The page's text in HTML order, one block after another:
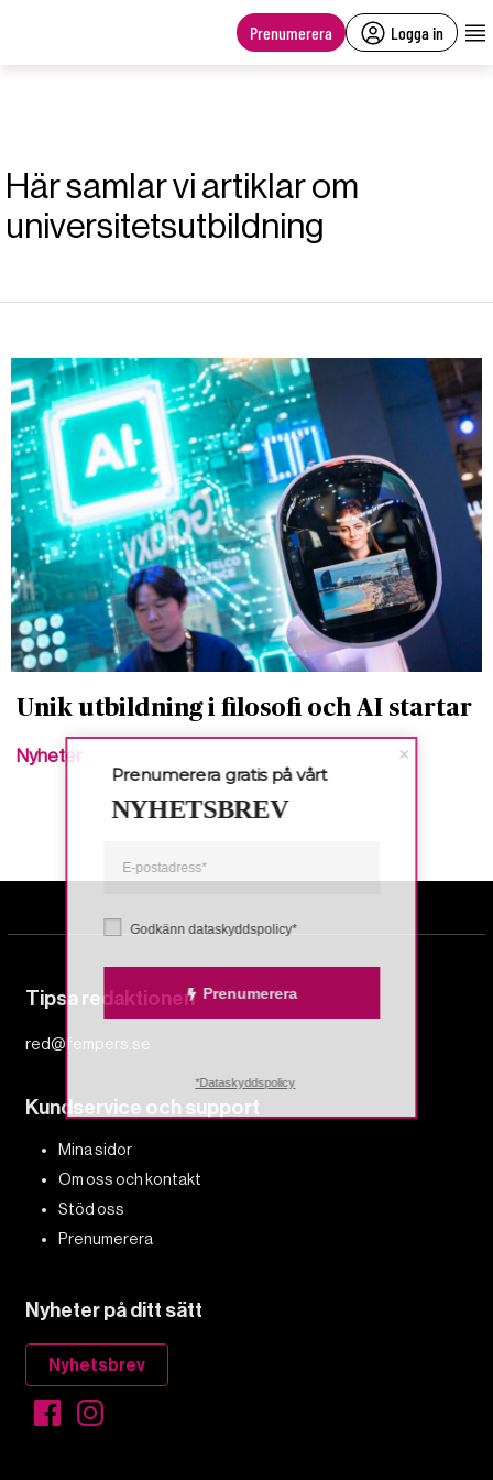
Prenumerera Logga in
Här samlar vi artiklar om
universitetsutbildning
Unik utbildning i filosofi och AI startar
Nyheter
Tipsa redaktionen
red@fempers.se
Kundservice och support
Mina sidor
Om oss och kontakt
Stöd oss
Prenumerera
Nyheter på ditt sätt
Nyhetsbrev
Godkänn dataskyddspolicy*
Prenumerera
Prenumerera gratis på vårt
NYHETSBREV
*Dataskyddspolicy